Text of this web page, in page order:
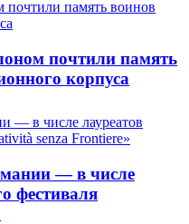
почтили память
корпуса
— в числе
фестиваля